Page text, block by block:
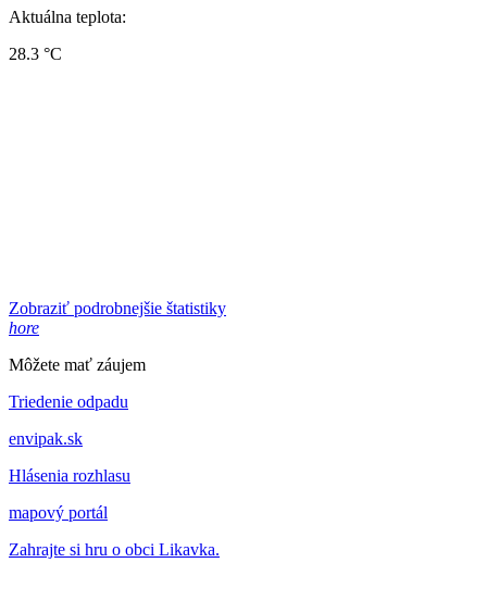
Aktuálna teplota:
28.3 °C
Zobraziť podrobnejšie štatistiky
hore
Môžete mať záujem
Triedenie odpadu
envipak.sk
Hlásenia rozhlasu
mapový portál
Zahrajte si hru o obci Likavka.